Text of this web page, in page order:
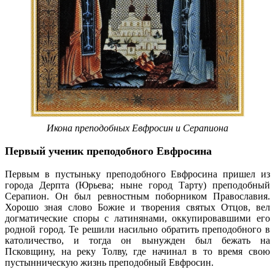
Икона преподобных Евфросин и Серапиона
Первый ученик преподобного Евфросина
Первым в пустыньку преподобного Евфросина пришел из
города Дерпта (Юрьева; ныне город Тарту) преподобный
Серапион. Он был ревностным поборником Православия.
Хорошо зная слово Божие и творения святых Отцов, вел
догматические споры с латинянами, оккупировавшими его
родной город. Те решили насильно обратить преподобного в
католичество, и тогда он вынужден был бежать на
Псковщину, на реку Толву, где начинал в то время свою
пустынническую жизнь преподобный Евфросин.